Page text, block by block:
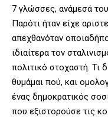
7 γλώσσες, ανάμεσά
Παρότι ήταν είχε
απεχθανόταν
ιδιαίτερα τον
πολιτικό στοχαστή. Τι
θυμάμαι πού, και
ένας δημοκρατικός
που εξιστορούσε τις